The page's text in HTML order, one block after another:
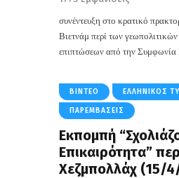
συνέντευξη στο κρατικό
Βιετνάμ περί των
επιπτώσεων από την
ΒΊΝΤΕΟ ΕΛΛΗΝΙΚΌΣ
ΠΑΡΕΜΒΆΣΕΙΣ
Εκπομπή
Επικαιρότητα”
Χεζμπολλάχ (15/